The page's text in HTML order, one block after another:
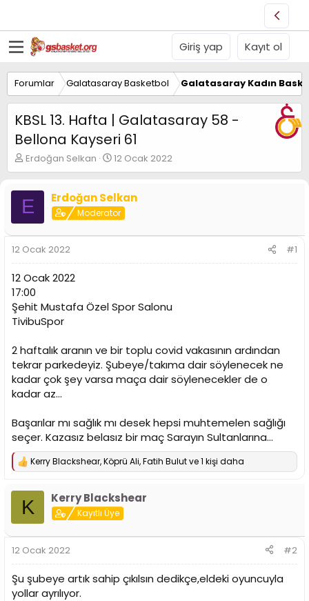
Giriş yap Kayıt ol
Forumlar Galatasaray Basketbol Galatasaray Kadın
KBSL 13. Hafta | Galatasaray 58 -
Bellona Kayseri 61
K
o
u
y
B
a
ş
a
t
a
n
Erdoğan Selkan
B
a
l
a
n
g
i
12 Ocak 2022
E Erdoğan Selkan
Moderator
12 Ocak 2022 #1
12 Ocak 2022
17:00
Şehit Mustafa Özel Spor Salonu
TivibuSpor
2 haftalık aranın ve bir toplu covid vakasının ardından
tekrar parkedeyiz. Şubeye/takıma dair söylenecek ne
kadar çok şey varsa maça dair söylenecekler de o
kadar az...
Başarılar mı sağlık mı desek hepsi muhtemelen sağlığı
seçer. Kazasız belasız bir maç Sarayın Sultanlarına...
T
p
l
:
Kerry Blackshear,Köprü Ali,Fatih Bulutve 1 kişi daha
K Kerry Blackshear
Kayıtlı Üye
12 Ocak 2022 #2
Şu şubeye artık sahip çıkılsın dedikçe,eldeki oyuncuyla
yollar ayrılıyor.